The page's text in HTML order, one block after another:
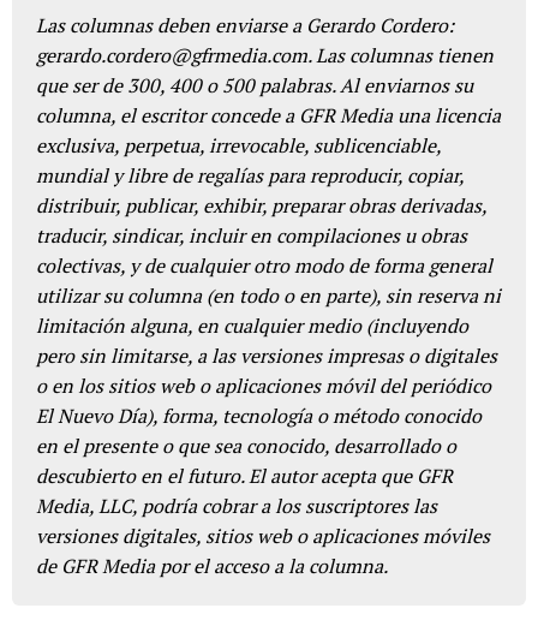
Las columnas deben enviarse a Gerardo Cordero:
gerardo.cordero@gfrmedia.com. Las columnas tienen
que ser de 300, 400 o 500 palabras. Al enviarnos su
columna, el escritor concede a GFR Media una licencia
exclusiva, perpetua, irrevocable, sublicenciable,
mundial y libre de regalías para reproducir, copiar,
distribuir, publicar, exhibir, preparar obras derivadas,
traducir, sindicar, incluir en compilaciones u obras
colectivas, y de cualquier otro modo de forma general
utilizar su columna (en todo o en parte), sin reserva ni
limitación alguna, en cualquier medio (incluyendo
pero sin limitarse, a las versiones impresas o digitales
o en los sitios web o aplicaciones móvil del periódico
El Nuevo Día), forma, tecnología o método conocido
en el presente o que sea conocido, desarrollado o
descubierto en el futuro. El autor acepta que GFR
Media, LLC, podría cobrar a los suscriptores las
versiones digitales, sitios web o aplicaciones móviles
de GFR Media por el acceso a la columna.